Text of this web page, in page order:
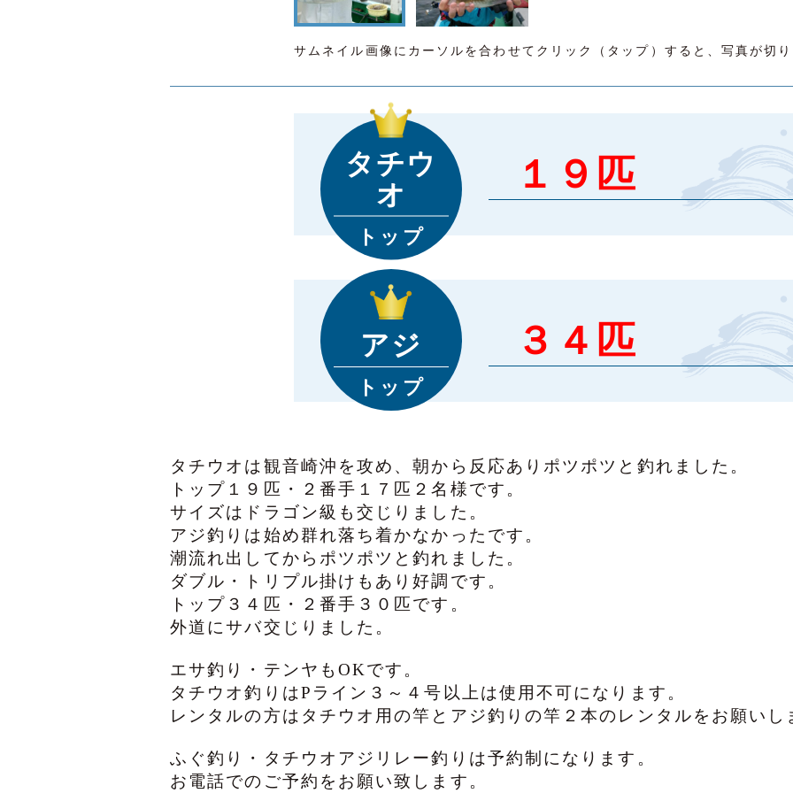
サムネイル画像にカーソルを合わせてクリック（タップ）すると、写真が切
タチウ
オ
トップ
１９匹
アジ
トップ
３４匹
タチウオは観音崎沖を攻め、朝から反応ありポツポツと釣れました。
トップ１９匹・２番手１７匹２名様です。
サイズはドラゴン級も交じりました。
アジ釣りは始め群れ落ち着かなかったです。
潮流れ出してからポツポツと釣れました。
ダブル・トリプル掛けもあり好調です。
トップ３４匹・２番手３０匹です。
外道にサバ交じりました。
エサ釣り・テンヤもOKです。
タチウオ釣りはPライン３～４号以上は使用不可になります。
レンタルの方はタチウオ用の竿とアジ釣りの竿２本のレンタルをお願いし
ふぐ釣り・タチウオアジリレー釣りは予約制になります。
お電話でのご予約をお願い致します。